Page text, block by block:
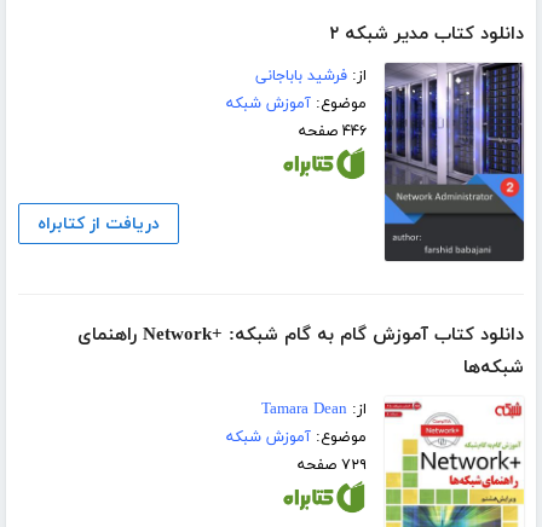
دانلود کتاب مدیر شبکه ۲
از:فرشید باباجانی
موضوع:آموزش شبکه
۴۴۶ صفحه
دریافت از کتابراه
دانلود کتاب آموزش گام به گام شبکه: +Network راهنمای
شبکه‌ها
از: Tamara Dean
موضوع:آموزش شبکه
۷۲۹ صفحه